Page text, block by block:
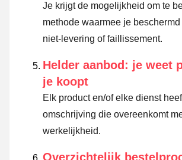
Je krijgt de mogelijkheid om te
methode waarmee je
niet-levering of faillissement.
Helder aanbod: je weet
je koopt
Elk product en/of elke dienst
omschrijving die overeenkomt
werkelijkheid.
Overzichtelijk